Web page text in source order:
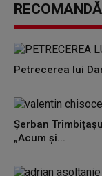
Petrecerea lui
Șerban
„Acum și...